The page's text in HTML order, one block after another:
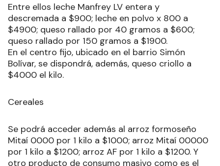
Entre ellos leche Manfrey LV entera y
descremada a $900; leche en polvo x 800 a
$4900; queso rallado por 40 gramos a $600;
queso rallado por 150 gramos a $1900.
En el centro fijo, ubicado en el barrio Simón
Bolívar, se dispondrá, además, queso criollo a
$4000 el kilo.
Cereales
Se podrá acceder además al arroz formoseño
Mitaí 0000 por 1 kilo a $1000; arroz Mitaí 00000
por 1 kilo a $1200; arroz AF por 1 kilo a $1200. Y
otro producto de consumo masivo como es el